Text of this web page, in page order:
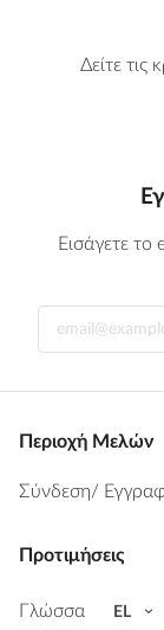
Δείτε τις
Εισάγετε το
Περιοχή Μελών
Σύνδεση/
Προτιμήσεις
Γλώσσα EL